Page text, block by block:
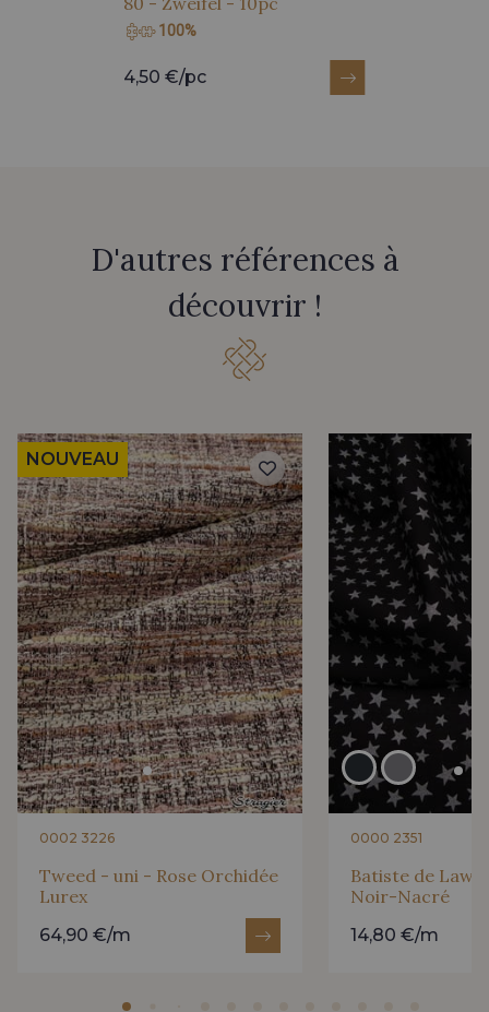
100%
4,50 €/pc
D'autres références à
découvrir !
NOUVEAU
0002 3226
Tweed - uni - Rose Orchidée
Lurex
64,90 €/m
0000 2351
Batiste de
Noir-Nacré
14,80 €/m